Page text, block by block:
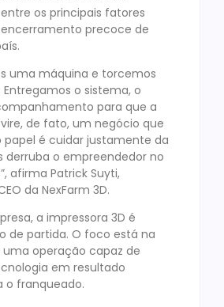
os principais fatores
precoce de
uma máquina e torcemos
o sistema, o
para que a
de fato, um negócio que
papel é cuidar justamente da
derruba o empreendedor no
afirma Patrick Suyti,
da NexFarm 3D.
a impressora 3D é
de partida. O foco está na
operação capaz de
em resultado
o franqueado.